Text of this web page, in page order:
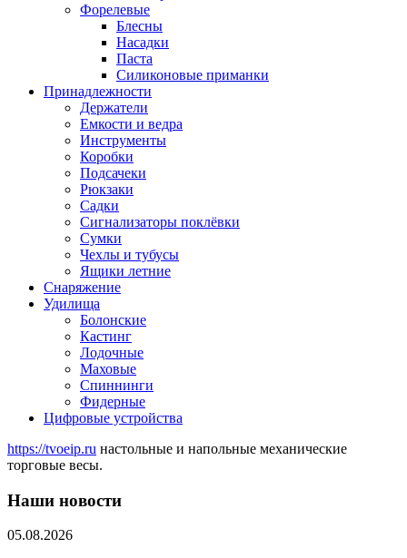
Форелевые
Блесны
Насадки
Паста
Силиконовые приманки
Принадлежности
Держатели
Емкости и ведра
Инструменты
Коробки
Подсачеки
Рюкзаки
Садки
Сигнализаторы поклёвки
Сумки
Чехлы и тубусы
Ящики летние
Снаряжение
Удилища
Болонские
Кастинг
Лодочные
Маховые
Спиннинги
Фидерные
Цифровые устройства
https://tvoeip.ru настольные и напольные механические
торговые весы.
Наши новости
05.08.2026